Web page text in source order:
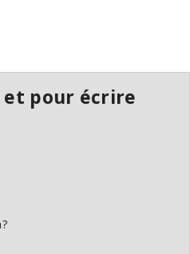
et pour écrire